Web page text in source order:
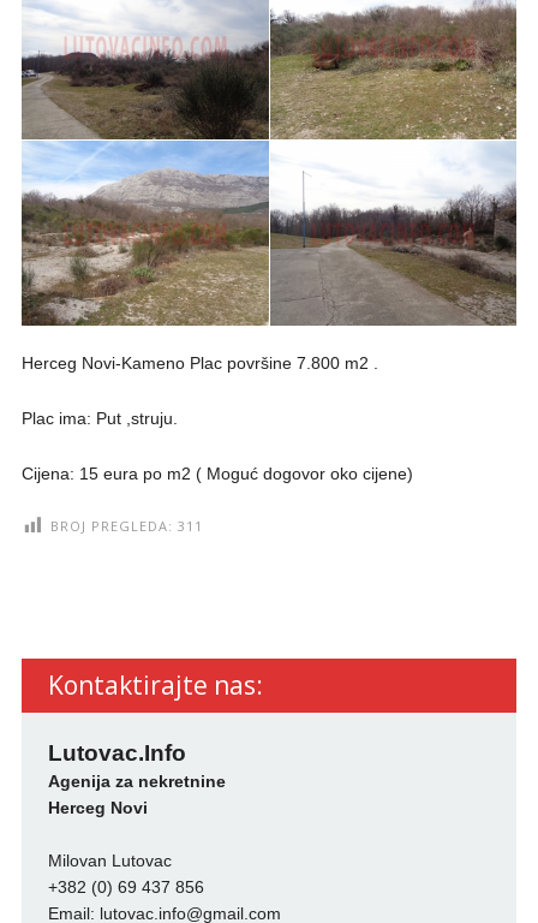
Herceg Novi-Kameno Plac površine 7.800 m2 .
Plac ima: Put ,struju.
Cijena: 15 eura po m2 ( Moguć dogovor oko cijene)
BROJ PREGLEDA: 311
Kontaktirajte nas:
Lutovac.Info
Agenija za nekretnine
Herceg Novi
Milovan Lutovac
+382 (0) 69 437 856
Email: lutovac.info@gmail.com